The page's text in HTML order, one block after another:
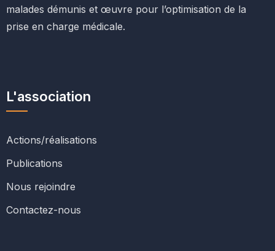
malades démunis et œuvre pour l’optimisation de la
prise en charge médicale.
L'association
Actions/réalisations
Publications
Nous rejoindre
Contactez-nous